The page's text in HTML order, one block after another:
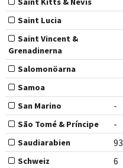
Saint Lucia
Saint Vincent &
Grenadinerna
Salomonöarna
Samoa
San Marino
-
São Tomé & Príncipe -
Saudiarabien 93
Schweiz 6